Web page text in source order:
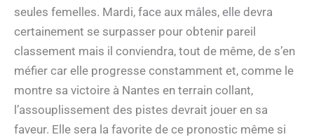
seules femelles. Mardi, face aux mâles, elle devra
certainement se surpasser pour obtenir pareil
classement mais il conviendra, tout de même, de s’en
méfier car elle progresse constamment et, comme le
montre sa victoire à Nantes en terrain collant,
l’assouplissement des pistes devrait jouer en sa
faveur. Elle sera la favorite de ce pronostic même si